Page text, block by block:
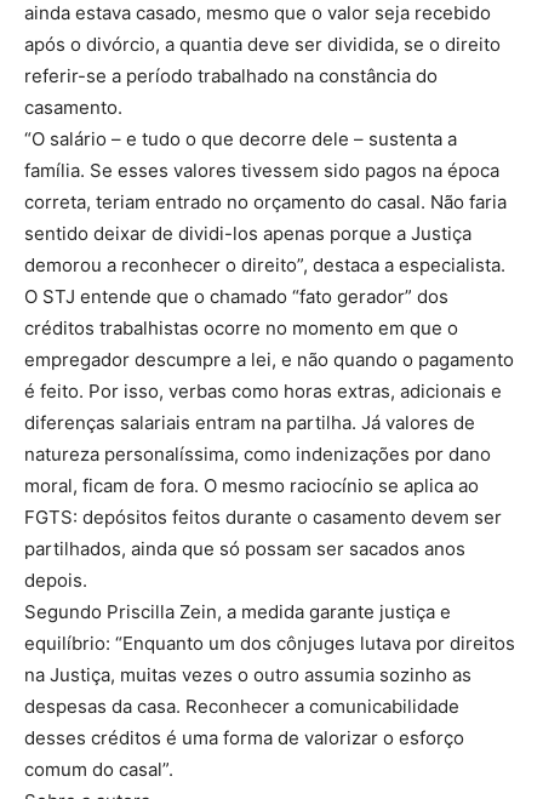
ainda estava casado, mesmo que o valor seja recebido
após o divórcio, a quantia deve ser dividida, se o direito
referir-se a período trabalhado na constância do
casamento.
“O salário – e tudo o que decorre dele – sustenta a
família. Se esses valores tivessem sido pagos na época
correta, teriam entrado no orçamento do casal. Não faria
sentido deixar de dividi-los apenas porque a Justiça
demorou a reconhecer o direito”, destaca a especialista.
O STJ entende que o chamado “fato gerador” dos
créditos trabalhistas ocorre no momento em que o
empregador descumpre a lei, e não quando o pagamento
é feito. Por isso, verbas como horas extras, adicionais e
diferenças salariais entram na partilha. Já valores de
natureza personalíssima, como indenizações por dano
moral, ficam de fora. O mesmo raciocínio se aplica ao
FGTS: depósitos feitos durante o casamento devem ser
partilhados, ainda que só possam ser sacados anos
depois.
Segundo Priscilla Zein, a medida garante justiça e
equilíbrio: “Enquanto um dos cônjuges lutava por direitos
na Justiça, muitas vezes o outro assumia sozinho as
despesas da casa. Reconhecer a comunicabilidade
desses créditos é uma forma de valorizar o esforço
comum do casal”.